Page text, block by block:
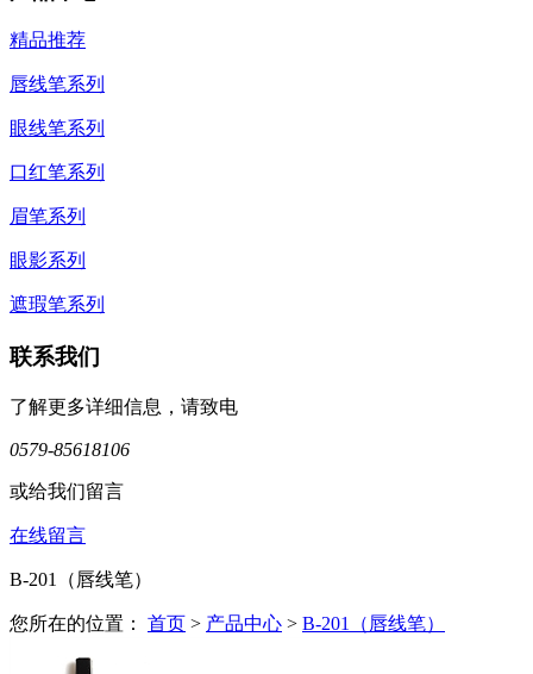
精品推荐
唇线笔系列
眼线笔系列
口红笔系列
眉笔系列
眼影系列
遮瑕笔系列
联系我们
了解更多详细信息，请致电
0579-85618106
或给我们留言
在线留言
B-201（唇线笔）
您所在的位置： 首页 > 产品中心 > B-201（唇线笔）